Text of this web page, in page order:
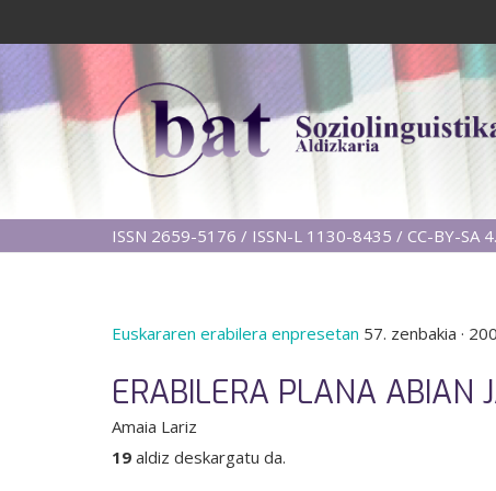
ISSN 2659-5176 / ISSN-L 1130-8435 / CC-BY-SA
Euskararen erabilera enpresetan 57. zenbakia ·
ERABILERA PLANA ABIAN
Amaia Lariz
19 aldiz deskargatu da.